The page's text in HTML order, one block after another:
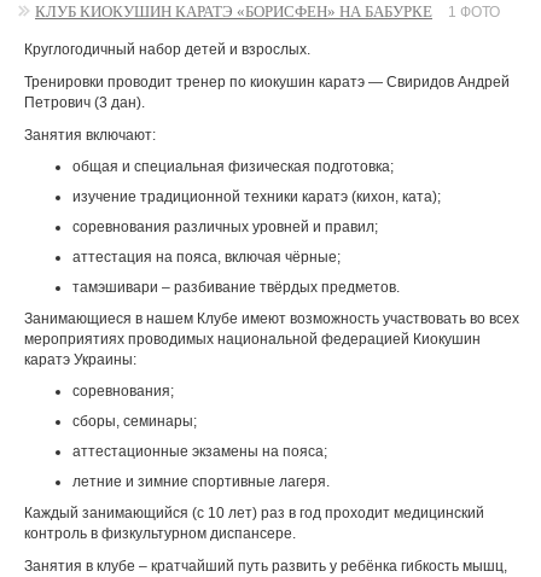
КЛУБ КИОКУШИН КАРАТЭ «БОРИСФЕН» НА БАБУРКЕ 1 ФОТО
Круглогодичный набор детей и взрослых.
Тренировки проводит тренер по киокушин каратэ — Свиридов Андрей
Петрович (3 дан).
Занятия включают:
общая и специальная физическая подготовка;
изучение традиционной техники каратэ (кихон, ката);
соревнования различных уровней и правил;
аттестация на пояса, включая чёрные;
тамэшивари – разбивание твёрдых предметов.
Занимающиеся в нашем Клубе имеют возможность участвовать во всех
мероприятиях проводимых национальной федерацией Киокушин
каратэ Украины:
соревнования;
сборы, семинары;
аттестационные экзамены на пояса;
летние и зимние спортивные лагеря.
Каждый занимающийся (с 10 лет) раз в год проходит медицинский
контроль в физкультурном диспансере.
Занятия в клубе – кратчайший путь развить у ребёнка гибкость мышц,